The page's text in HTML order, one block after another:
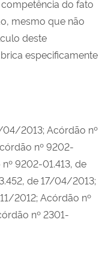
do fato
mesmo que não
deste
especificamente
2013; Acórdão nº
nº 9202-
9202-01.413, de
de 17/04/2013;
2012; Acórdão nº
nº 2301-